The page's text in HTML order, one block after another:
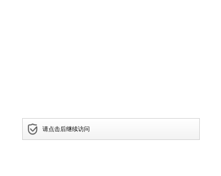
请点击后继续访问